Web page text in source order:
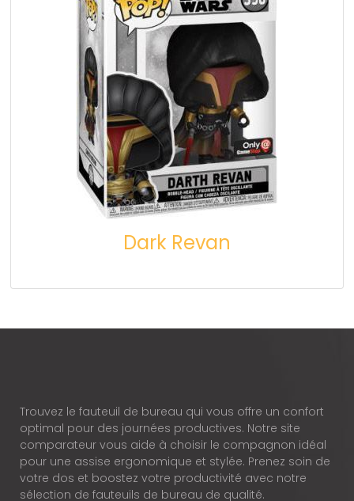
Dark Revan
Trouvez le fauteuil de bureau qui vous offre un confort
optimal pour des journées productives. Notre site
comparateur vous aide à choisir le compagnon idéal
pour une assise ergonomique et stylée. Prenez soin de
votre dos et boostez votre productivité avec notre
sélection de fauteuils de bureau de qualité.